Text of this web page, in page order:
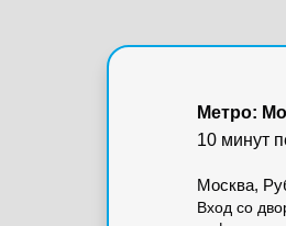
Метро:
10 минут
Москва,
Вход со